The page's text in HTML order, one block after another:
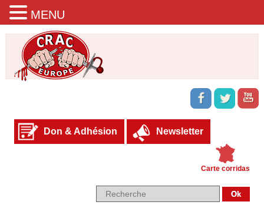
Don & Adhésion Newsletter
Carte corridas
MENU